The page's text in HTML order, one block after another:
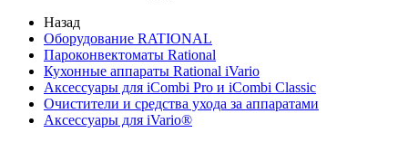
Назад
Оборудование RATIONAL
Пароконвектоматы Rational
Кухонные аппараты Rational iVario
Аксессуары для iCombi Pro и iCombi Classic
Очистители и средства ухода за аппаратами
Аксессуары для iVario®